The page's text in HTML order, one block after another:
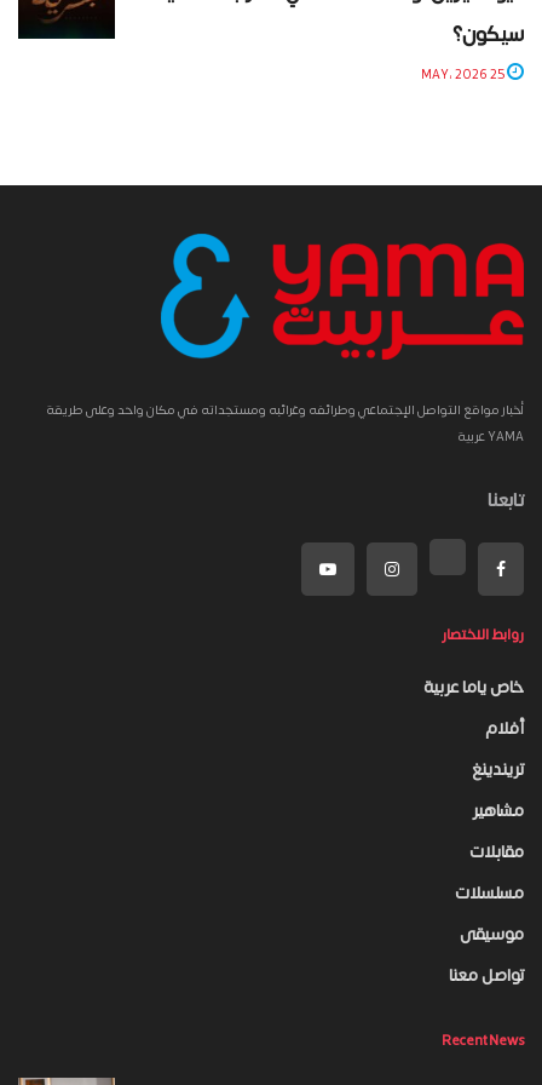
سيكون؟
أخبار مواقع التواصل الإجتماعي وطرائفه وغرائبه ومستجداته في مكان واحد وعلى طريقة
YAMA عربية
تابعنا
روابط الاختصار
خاص ياما عربية
أفلام
تريندينغ
مشاهير
مقابلات
مسلسلات
موسيقى
تواصل معنا
Recent News